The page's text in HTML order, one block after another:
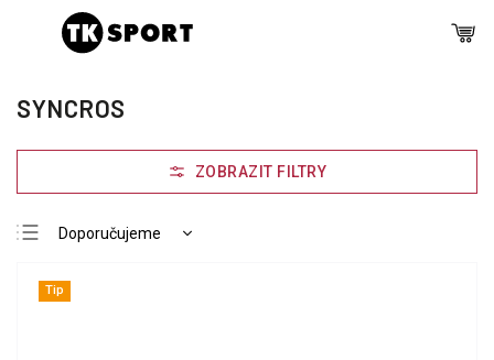
SYNCROS
Doporučujeme
Nejdražší
Tip